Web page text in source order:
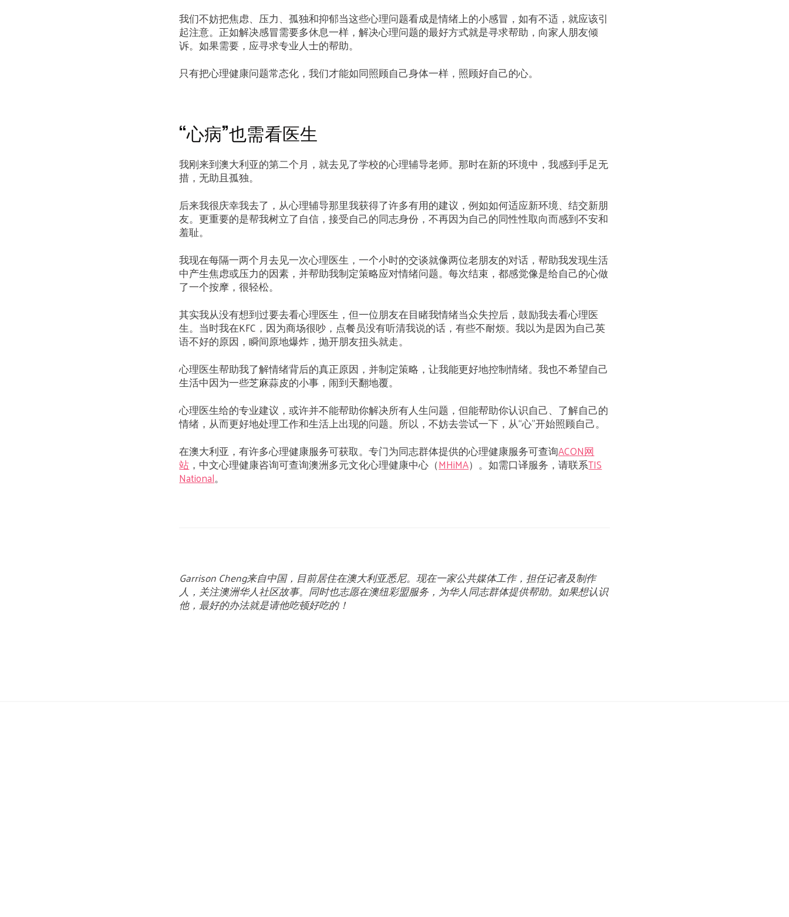
我们不妨把焦虑、压力、孤独和抑郁当这些心理问题看成是情绪上的小感冒，如有不适，就应该引
起注意。正如解决感冒需要多休息一样，解决心理问题的最好方式就是寻求帮助，向家人朋友倾
诉。如果需要，应寻求专业人士的帮助。
只有把心理健康问题常态化，我们才能如同照顾自己身体一样，照顾好自己的心。
“心病”也需看医生
我刚来到澳大利亚的第二个月，就去见了学校的心理辅导老师。那时在新的环境中，我感到手足无
措，无助且孤独。
后来我很庆幸我去了，从心理辅导那里我获得了许多有用的建议，例如如何适应新环境、结交新朋
友。更重要的是帮我树立了自信，接受自己的同志身份，不再因为自己的同性性取向而感到不安和
羞耻。
我现在每隔一两个月去见一次心理医生，一个小时的交谈就像两位老朋友的对话，帮助我发现生活
中产生焦虑或压力的因素，并帮助我制定策略应对情绪问题。每次结束，都感觉像是给自己的心做
了一个按摩，很轻松。
其实我从没有想到过要去看心理医生，但一位朋友在目睹我情绪当众失控后，鼓励我去看心理医
生。当时我在KFC，因为商场很吵，点餐员没有听清我说的话，有些不耐烦。我以为是因为自己英
语不好的原因，瞬间原地爆炸，抛开朋友扭头就走。
心理医生帮助我了解情绪背后的真正原因，并制定策略，让我能更好地控制情绪。我也不希望自己
生活中因为一些芝麻蒜皮的小事，闹到天翻地覆。
心理医生给的专业建议，或许并不能帮助你解决所有人生问题，但能帮助你认识自己、了解自己的
情绪，从而更好地处理工作和生活上出现的问题。所以，不妨去尝试一下，从“心”开始照顾自己。
在澳大利亚，有许多心理健康服务可获取。专门为同志群体提供的心理健康服务可查询ACON网
站 ，中文心理健康咨询可查询澳洲多元文化心理健康中心（MHiMA）。如需口译服务，请联系TIS
National。
Garrison Cheng来自中国，目前居住在澳大利亚悉尼。现在一家公共媒体工作，担任记者及制作
人，关注澳洲华人社区故事。同时也志愿在澳纽彩盟服务，为华人同志群体提供帮助。如果想认识
他，最好的办法就是请他吃顿好吃的！